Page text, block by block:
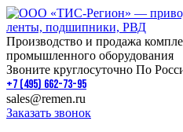
Производство и продажа
промышленного оборудования
Звоните круглосуточно По
+7 (495) 662-73-95
sales@remen.ru
Заказать звонок